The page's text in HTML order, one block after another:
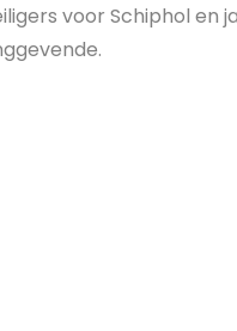
voor Schiphol en